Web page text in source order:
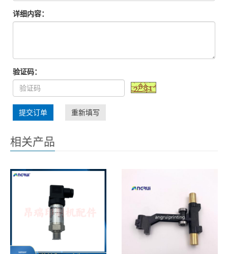
详细内容：
验证码：
提交订单 重新填写
相关产品